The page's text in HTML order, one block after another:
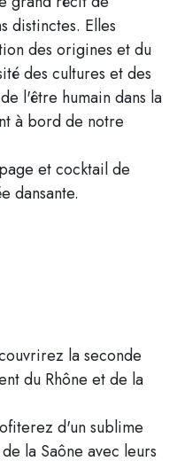
distinctes. Elles
des origines et du
des cultures et des
l'être humain dans la
à bord de notre
et cocktail de
dansante.
la seconde
du Rhône et de la
d'un sublime
la Saône avec leurs